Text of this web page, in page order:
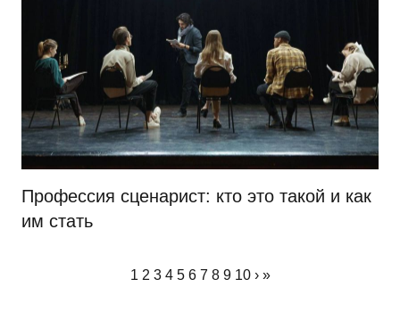
Профессия сценарист: кто это такой и как
им стать
1 2 3 4 5 6 7 8 9 10 › »